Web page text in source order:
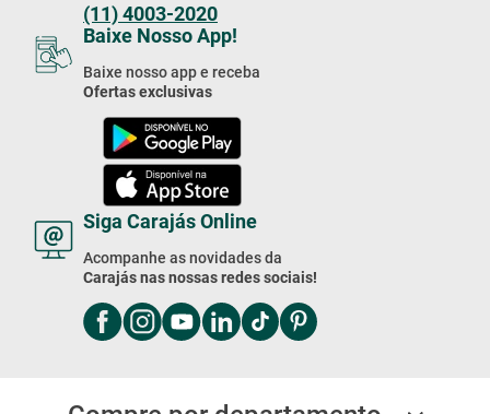
(11) 4003-2020
Baixe Nosso App!
Baixe nosso app e receba
Ofertas exclusivas
Siga Carajás Online
Acompanhe as novidades da
Carajás nas nossas redes sociais!